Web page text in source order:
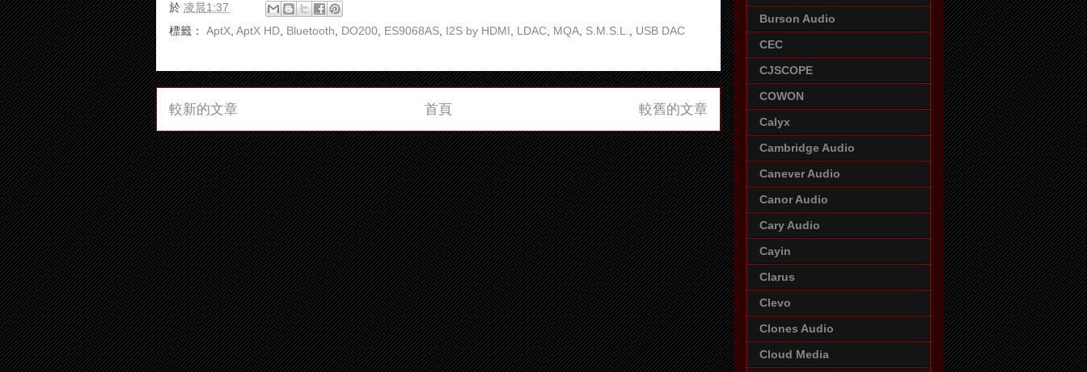
於 凌晨1:37
標籤： AptX AptX HD Bluetooth DO200 ES9068AS I2S by HDMI LDAC MQA S.M.S.L. USB DAC
較新的文章 較舊的文章
首頁
Burson Audio
CEC
CJSCOPE
COWON
Calyx
Cambridge Audio
Canever Audio
Canor Audio
Cary Audio
Cayin
Clarus
Clevo
Clones Audio
Cloud Media